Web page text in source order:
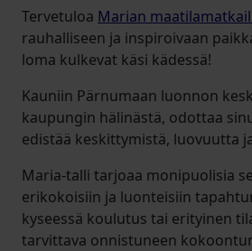
Tervetuloa Marian
rauhalliseen ja inspiroivaan
loma kulkevat käsi kädessä!
Kauniin Pärnumaan luonnon
kaupungin hälinästä, odottaa
edistää keskittymistä, luovuutta
Maria-talli tarjoaa monipuolisia
erikokoisiin ja luonteisiin
kyseessä koulutus tai erityinen
tarvittava onnistuneen